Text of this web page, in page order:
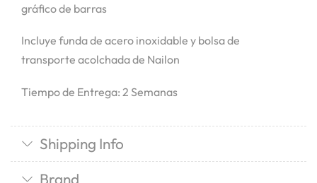
gráfico de barras
Incluye funda de acero inoxidable y bolsa de
transporte acolchada de Nailon
Tiempo de Entrega: 2 Semanas
Shipping Info
Brand